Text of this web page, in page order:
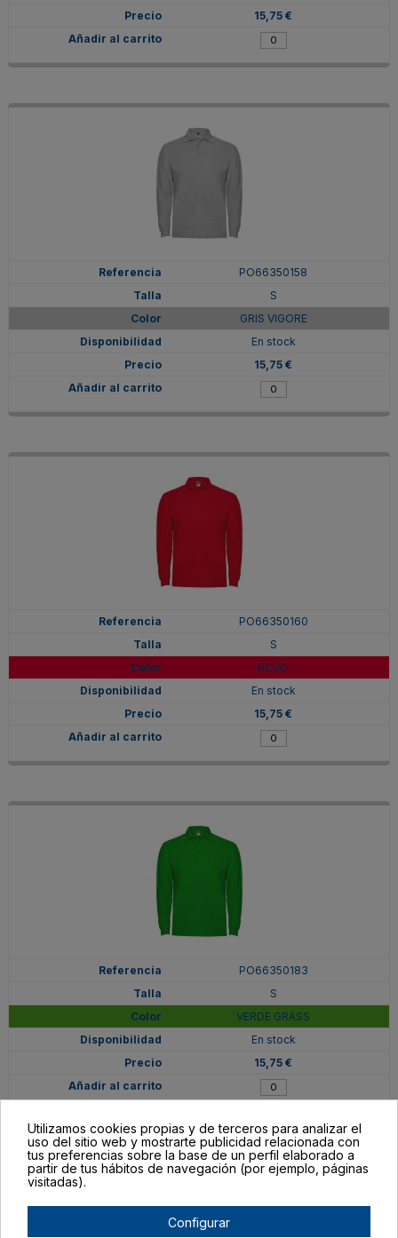
15,75 €
PO66350158
S
GRIS VIGORE
En stock
15,75 €
PO66350160
S
ROJO
En stock
15,75 €
PO66350183
S
VERDE GRASS
En stock
15,75 €
Utilizamos cookies propias y de terceros para analizar el
uso del sitio web y mostrarte publicidad relacionada con
tus preferencias sobre la base de un perfil elaborado a
partir de tus hábitos de navegación (por ejemplo, páginas
visitadas).
Configurar